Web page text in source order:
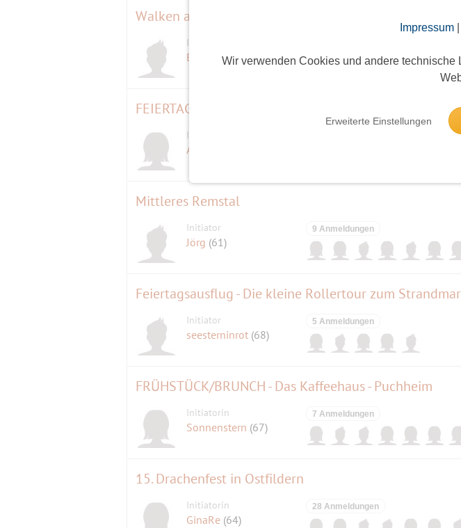
Impressum|
Wir verwenden Cookies und andere
Erweiterte Einstellungen
Walken am Feiertag
Initiator
EinMuenchner(62)
FEIERTAG Badminton Flat 10 bis 15Uhr
Initiatorin
A.l.e.x.
Mittleres Remstal
Initiator
Jörg (61)
9 Anmeldungen
Feiertagsausflug - Die kleine Rollertour zum
Initiator
seesterninrot (68)
5 Anmeldungen
FRÜHSTÜCK/BRUNCH - Das Kaffeehaus - Puchheim
Initiatorin
Sonnenstern (67)
7 Anmeldungen
15. Drachenfest in Ostfildern
Initiatorin
GinaRe (64)
28 Anmeldungen